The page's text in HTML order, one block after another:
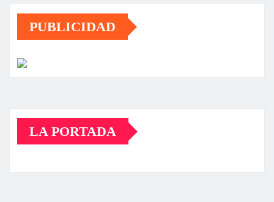
PUBLICIDAD
LA PORTADA